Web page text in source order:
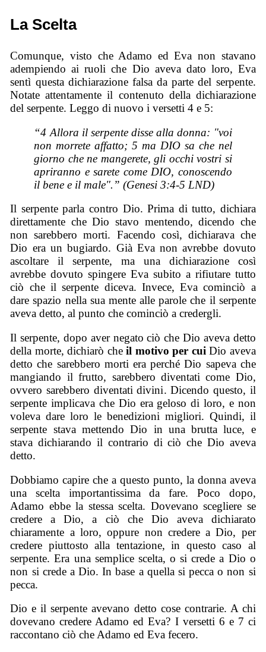
La Scelta
Comunque, visto che Adamo ed Eva non stavano
adempiendo ai ruoli che Dio aveva dato loro, Eva
sentì questa dichiarazione falsa da parte del serpente.
Notate attentamente il contenuto della dichiarazione
del serpente. Leggo di nuovo i versetti 4 e 5:
“4 Allora il serpente disse alla donna: "voi
non morrete affatto; 5 ma DIO sa che nel
giorno che ne mangerete, gli occhi vostri si
apriranno e sarete come DIO, conoscendo
il bene e il male".” (Genesi 3:4-5 LND)
Il serpente parla contro Dio. Prima di tutto, dichiara
direttamente che Dio stavo mentendo, dicendo che
non sarebbero morti. Facendo così, dichiarava che
Dio era un bugiardo. Già Eva non avrebbe dovuto
ascoltare il serpente, ma una dichiarazione così
avrebbe dovuto spingere Eva subito a rifiutare tutto
ciò che il serpente diceva. Invece, Eva cominciò a
dare spazio nella sua mente alle parole che il serpente
aveva detto, al punto che cominciò a credergli.
Il serpente, dopo aver negato ciò che Dio aveva detto
della morte, dichiarò cheil motivo per cui Dio aveva
detto che sarebbero morti era perché Dio sapeva che
mangiando il frutto, sarebbero diventati come Dio,
ovvero sarebbero diventati divini. Dicendo questo, il
serpente implicava che Dio era geloso di loro, e non
voleva dare loro le benedizioni migliori. Quindi, il
serpente stava mettendo Dio in una brutta luce, e
stava dichiarando il contrario di ciò che Dio aveva
detto.
Dobbiamo capire che a questo punto, la donna aveva
una scelta importantissima da fare. Poco dopo,
Adamo ebbe la stessa scelta. Dovevano scegliere se
credere a Dio, a ciò che Dio aveva dichiarato
chiaramente a loro, oppure non credere a Dio, per
credere piuttosto alla tentazione, in questo caso al
serpente. Era una semplice scelta, o si crede a Dio o
non si crede a Dio. In base a quella si pecca o non si
pecca.
Dio e il serpente avevano detto cose contrarie. A chi
dovevano credere Adamo ed Eva? I versetti 6 e 7 ci
raccontano ciò che Adamo ed Eva fecero.